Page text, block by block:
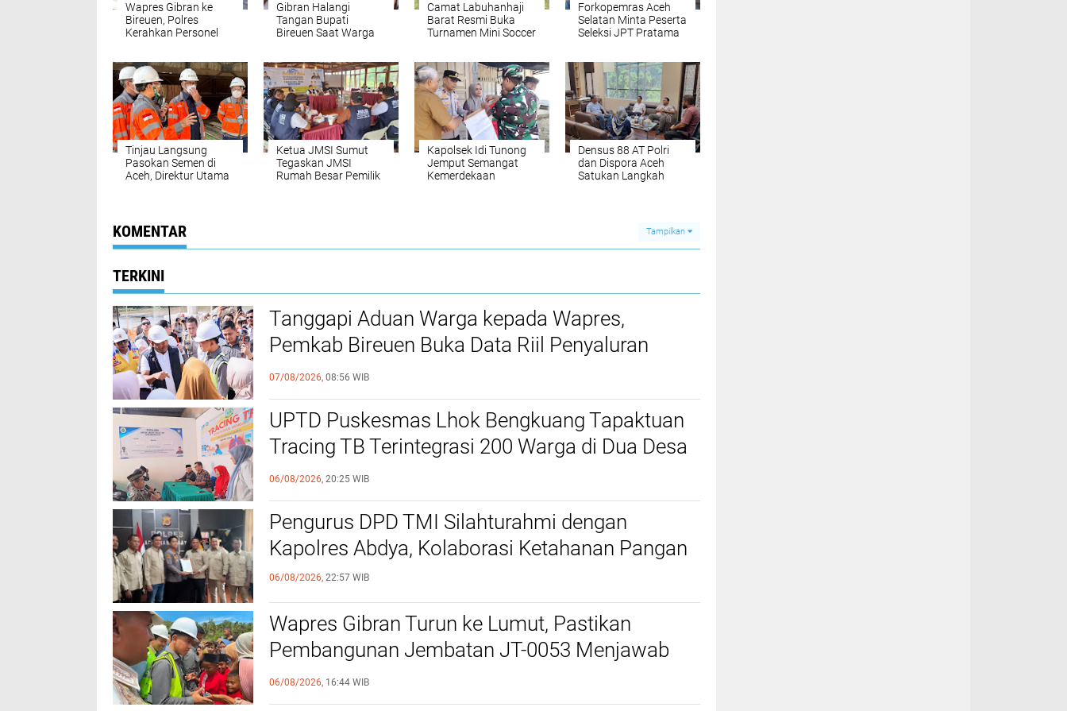
Wapres Gibran ke
Bireuen, Polres
Kerahkan Personel
Sejumlah Titik
Gibran Halangi
Tangan Bupati
Bireuen Saat Warga
Camat Labuhanhaji
Barat Resmi Buka
Turnamen Mini Soccer
Forkopemras Aceh
Selatan Minta Peserta
Seleksi JPT Pratama
Kedekatan
‎Tinjau Langsung
Pasokan Semen di
Aceh, ‎Direktur Utama
Ketua JMSI Sumut
Tegaskan JMSI
Rumah Besar Pemilik
Kapolsek Idi Tunong
Jemput Semangat
Kemerdekaan
Densus 88 AT Polri
dan Dispora Aceh
Satukan Langkah
KOMENTAR Tampilkan
TERKINI
Tanggapi Aduan Warga kepada Wapres,
Pemkab Bireuen Buka Data Riil Penyaluran
Bantuan Banjir
07/08/2026, 08:56 WIB
UPTD Puskesmas Lhok Bengkuang Tapaktuan
‎Tracing TB Terintegrasi 200 Warga di Dua Desa
Melalui Cek Kesehatan Gratis
06/08/2026, 20:25 WIB
Pengurus DPD TMI Silahturahmi dengan
Kapolres Abdya, Kolaborasi Ketahanan Pangan
06/08/2026, 22:57 WIB
Wapres Gibran Turun ke Lumut, Pastikan
Pembangunan Jembatan JT-0053 Menjawab
Kebutuhan Warga
06/08/2026, 16:44 WIB